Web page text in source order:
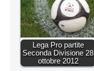
Lega Pro partite
Seconda Divisione 28
ottobre 2012